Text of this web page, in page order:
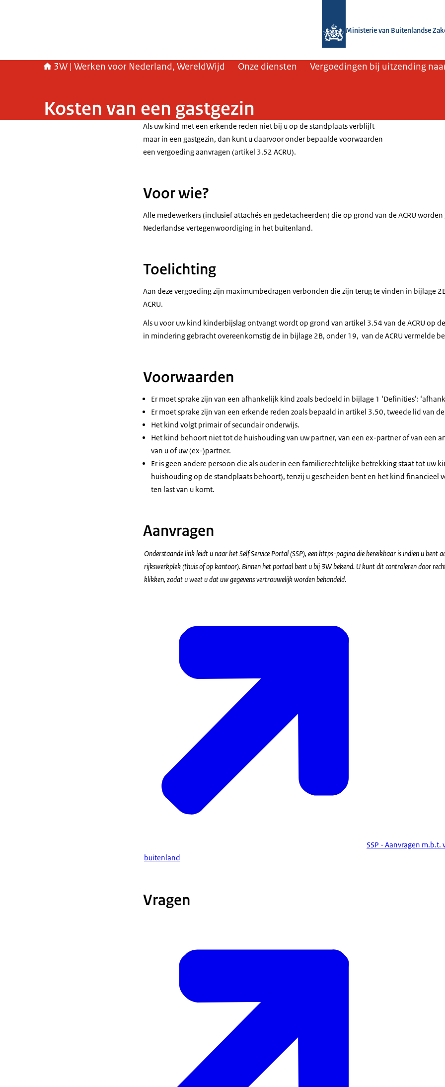
Ministerie van Buitenlandse
3W | Werken voor Nederland, WereldWijd Onze diensten Vergoedingen bij uitzending
Kosten van een gastgezin
Als uw kind met een erkende reden niet bij u op de standplaats verblijft
maar in een gastgezin, dan kunt u daarvoor onder bepaalde voorwaarden
een vergoeding aanvragen (artikel 3.52 ACRU).
Voor wie?
Alle medewerkers (inclusief attachés en gedetacheerden) die op grond van de ACRU
Nederlandse vertegenwoordiging in het buitenland.
Toelichting
Aan deze vergoeding zijn maximumbedragen verbonden die zijn terug te vinden in bijlage
ACRU.
Als u voor uw kind kinderbijslag ontvangt wordt op grond van artikel 3.54 van de ACRU op
in mindering gebracht overeenkomstig de in bijlage 2B, onder 19, van de ACRU vermelde
Voorwaarden
Er moet sprake zijn van een afhankelijk kind zoals bedoeld in bijlage 1 ‘Definities’:
Er moet sprake zijn van een erkende reden zoals bepaald in artikel 3.50, tweede lid van de
Het kind volgt primair of secundair onderwijs.
Het kind behoort niet tot de huishouding van uw partner, van een ex-partner of van een
van u of uw (ex-)partner.
Er is geen andere persoon die als ouder in een familierechtelijke betrekking staat tot uw
huishouding op de standplaats behoort), tenzij u gescheiden bent en het kind financieel
ten last van u komt.
Aanvragen
Onderstaande link leidt u naar het Self Service Portal (SSP), een https-pagina die bereikbaar is indien u bent
rijkswerkplek (thuis of op kantoor). Binnen het portaal bent u bij 3W bekend. U kunt dit controleren door
klikken, zodat u weet u dat uw gegevens vertrouwelijk worden behandeld.
SSP - Aanvragen m.b.t.
buitenland
Vragen